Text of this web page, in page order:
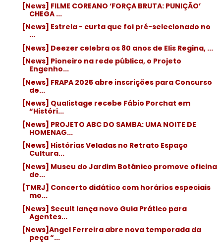
[News] FILME COREANO ‘FORÇA BRUTA: PUNIÇÃO’
CHEGA ...
[News] Estreia - curta que foi pré-selecionado no
...
[News] Deezer celebra os 80 anos de Elis Regina, ...
[News] Pioneiro na rede pública, o Projeto
Engenho...
[News] FRAPA 2025 abre inscrições para Concurso
de...
[News] Qualistage recebe Fábio Porchat em
“Históri...
[News] PROJETO ABC DO SAMBA: UMA NOITE DE
HOMENAG...
[News] Histórias Veladas no Retrato Espaço
Cultura...
[News] Museu do Jardim Botânico promove oficina
de...
[TMRJ] Concerto didático com horários especiais
mo...
[News] Secult lança novo Guia Prático para
Agentes...
[News]Angel Ferreira abre nova temporada da
peça “...